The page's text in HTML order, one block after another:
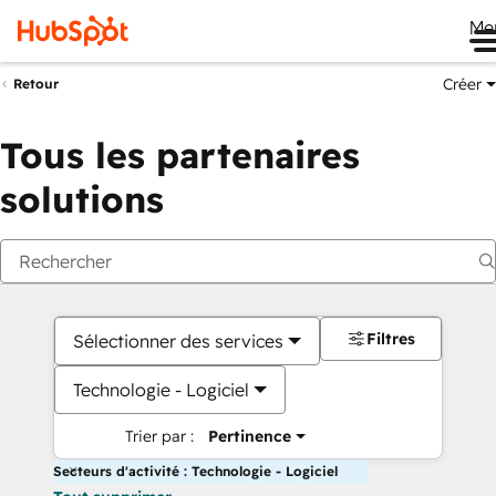
Retour Créer
Tous les partenaires
solutions
Sélectionner des services
Technologie - Logiciel
Trier par : Pertinence
Filtres
Secteurs d'activité : Technologie - Logiciel